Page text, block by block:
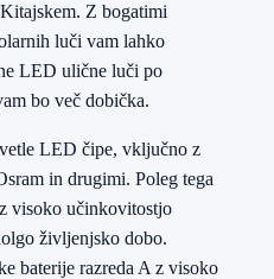
Z bogatimi
luči vam lahko
LED ulične luči po
bo več dobička.
LED čipe, vključno z
in drugimi. Poleg tega
visoko učinkovitostjo
življenjsko dobo.
baterije razreda A z visoko